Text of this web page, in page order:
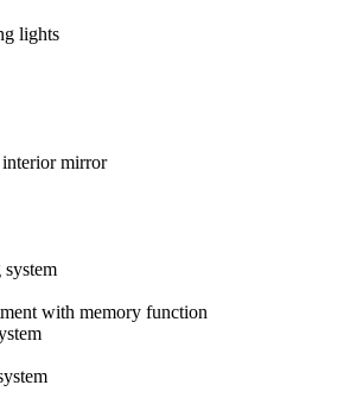
lights
mirror
with memory function